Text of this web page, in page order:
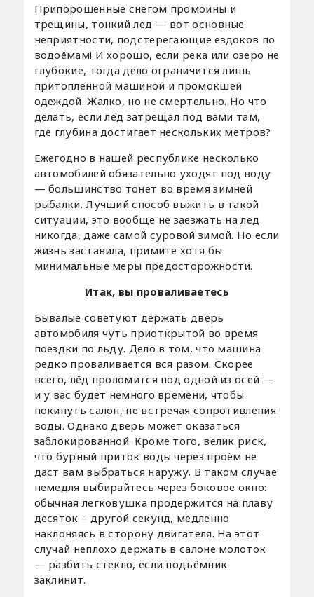
Припорошенные снегом промоины и
трещины, тонкий лед — вот основные
неприятности, подстерегающие ездоков по
водоёмам! И хорошо, если река или озеро не
глубокие, тогда дело ограничится лишь
притопленной машиной и промокшей
одеждой. Жалко, но не смертельно. Но что
делать, если лёд затрещал под вами там,
где глубина достигает нескольких метров?
Ежегодно в нашей республике несколько
автомобилей обязательно уходят под воду
— большинство тонет во время зимней
рыбалки. Лучший способ выжить в такой
ситуации, это вообще не заезжать на лед
никогда, даже самой суровой зимой. Но если
жизнь заставила, примите хотя бы
минимальные меры предосторожности.
Итак, вы проваливаетесь
Бывалые советуют держать дверь
автомобиля чуть приоткрытой во время
поездки по льду. Дело в том, что машина
редко проваливается вся разом. Скорее
всего, лёд проломится под одной из осей —
и у вас будет немного времени, чтобы
покинуть салон, не встречая сопротивления
воды. Однако дверь может оказаться
заблокированной. Кроме того, велик риск,
что бурный приток воды через проём не
даст вам выбраться наружу. В таком случае
немедля выбирайтесь через боковое окно:
обычная легковушка продержится на плаву
десяток – другой секунд, медленно
наклоняясь в сторону двигателя. На этот
случай неплохо держать в салоне молоток
— разбить стекло, если подъёмник
заклинит.